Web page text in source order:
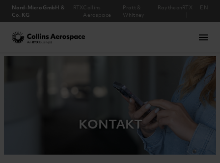
Collins Aerospace
Home
Unternehmen
Produkte
Team
Karriere
Downloads
Standort
Kontakt
News
menu
Nord-Micro GmbH &
Co. KG
RTXCollins
Aerospace
Pratt &
Whitney
RaytheonRTX EN
KONTAKT